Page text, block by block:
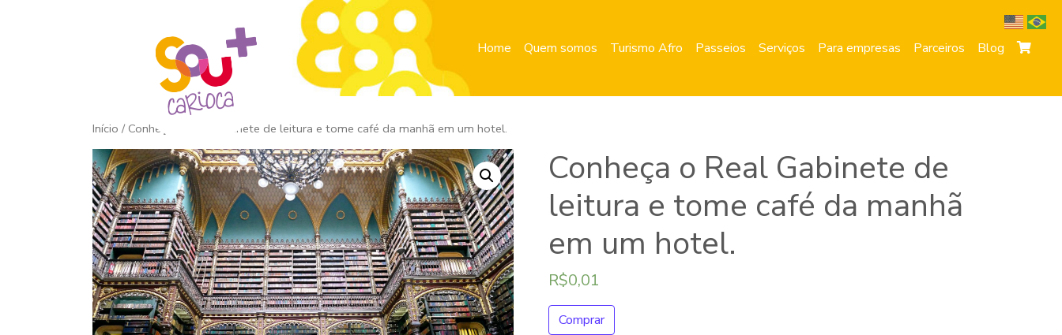
Home Quem somos Turismo Afro Passeios Serviços Para empresas Parceiros Blog
Início / Conheça o Real Gabinete de leitura e tome café da manhã em um hotel.
Conheça o Real Gabinete de
leitura e tome café da manhã
em um hotel.
R$0,01
Comprar